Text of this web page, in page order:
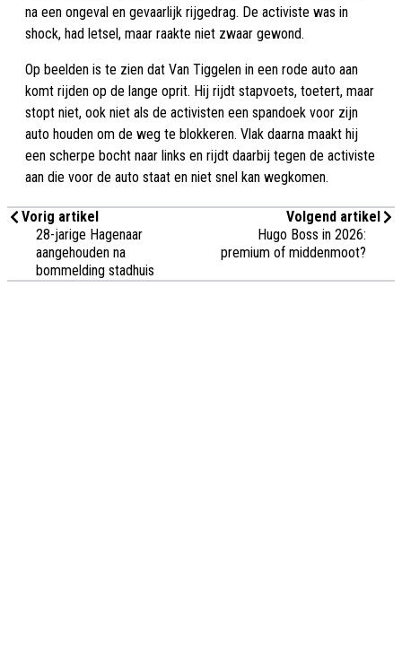
na een ongeval en gevaarlijk rijgedrag. De activiste was in
shock, had letsel, maar raakte niet zwaar gewond.
Op beelden is te zien dat Van Tiggelen in een rode auto aan
komt rijden op de lange oprit. Hij rijdt stapvoets, toetert, maar
stopt niet, ook niet als de activisten een spandoek voor zijn
auto houden om de weg te blokkeren. Vlak daarna maakt hij
een scherpe bocht naar links en rijdt daarbij tegen de activiste
aan die voor de auto staat en niet snel kan wegkomen.
Vorig artikel
28-jarige Hagenaar
aangehouden na
bommelding stadhuis
Volgend artikel
Hugo Boss in 2026:
premium of middenmoot?